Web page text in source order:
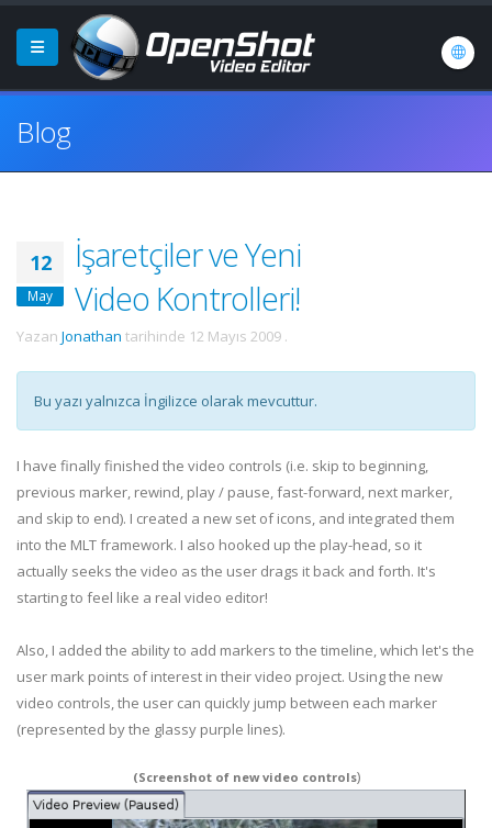
Blog
12
May
İşaretçiler ve Yeni
Video Kontrolleri!
Yazan Jonathan tarihinde 12 Mayıs 2009 .
Bu yazı yalnızca İngilizce olarak mevcuttur.
I have finally finished the video controls (i.e. skip to beginning,
previous marker, rewind, play / pause, fast-forward, next marker,
and skip to end). I created a new set of icons, and integrated them
into the MLT framework. I also hooked up the play-head, so it
actually seeks the video as the user drags it back and forth. It's
starting to feel like a real video editor!
Also, I added the ability to add markers to the timeline, which let's the
user mark points of interest in their video project. Using the new
video controls, the user can quickly jump between each marker
(represented by the glassy purple lines).
(Screenshot of new video controls)